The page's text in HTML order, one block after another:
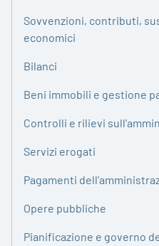
Sovvenzioni, contributi,
economici
Bilanci
Beni immobili e gestione
Controlli e rilievi
Servizi erogati
Pagamenti
Opere pubbliche
Pianificazione e governo